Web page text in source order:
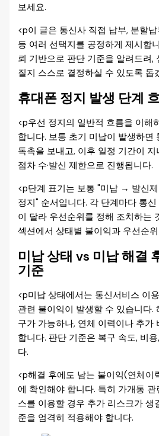
보세요.
<p이 글은 통신사 직접 납부, 분할
등 여러 선택지를 공정하게 제시합
뢰 기반으로 판단 기준을 알려드려,
질지 스스로 결정하실 수 있도록 돕
휴대폰 정지 발생 단계
<p우선 정지의 일반적 흐름을 이해
합니다. 보통 초기 미납이 발생하면
독촉을 보내고, 이후 일정 기간이
점차 수·발신 제한으로 진행됩니다.
<p단계 표기는 보통 "미납 → 발신
정지" 순서입니다. 각 단계마다 통
이 달라 우선순위를 정해 조치하는
섹션에서 상태별 불이익과 우선순
미납 상태 vs 미납 해결
기준
<p미납 상태에서는 통신서비스 이
관련 불이익이 발생할 수 있습니다.
구가 가능하나, 연체 이력이나 추가
합니다. 판단 기준은 복구 속도, 비
다.
<p해결 후에도 남는 불이익(연체이
에 확인해야 합니다. 특히 가개통
스를 이용할 경우 추가 리스크가 생
준을 엄격히 적용해야 합니다.